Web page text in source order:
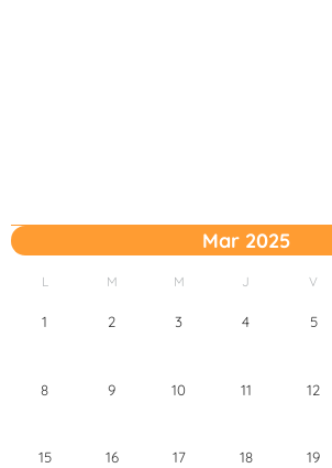
Mar 2025
L M M J V
1 2 3 4 5
8 9 10 11 12
15 16 17 18 19